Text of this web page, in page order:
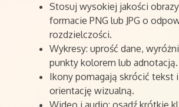
Stosuj wysokiej jakości
formacie PNG lub JPG o
rozdzielczości.
Wykresy: uprość dane,
punkty kolorem lub adnotacją.
Ikony pomagają skrócić tekst
orientację wizualną.
Wideo i audio: osadź krótkie